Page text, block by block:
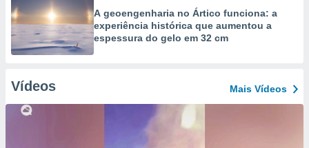
A geoengenharia no Ártico funciona: a
experiência histórica que aumentou a
espessura do gelo em 32 cm
Vídeos Mais Vídeos